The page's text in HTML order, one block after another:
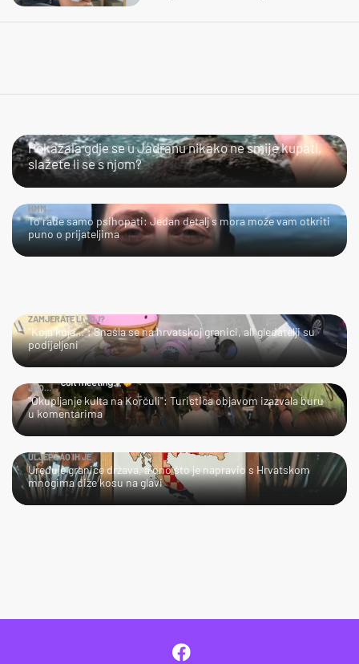
Pokazala gdje se u Jadranu nikako ne smije kupati,
slažete li se s njom?
HMM…
To rade samo psihopati: Jedan detalj s mora može vam otkriti
puno o prijateljima
ZAMJERATE LI JOJ?
"Koja kuja…": Snašla se na hrvatskoj granici, ali gledatelji su
podijeljeni
JAO…
"Okupljanje kulta na Korčuli": Turistica objavom izazvala buru
u komentarima
ULJEPŠAO IH JE
Uređuje granice država, a ono što je napravio s Hrvatskom
mnogima diže kosu na glavi